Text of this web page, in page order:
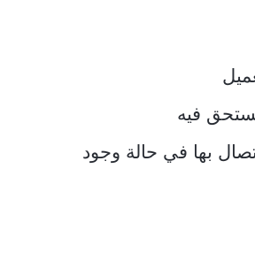
فيه
بها في حالة وجود